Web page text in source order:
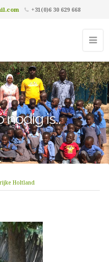
+31(0)6 30 629 668
nodig is..
Holtland